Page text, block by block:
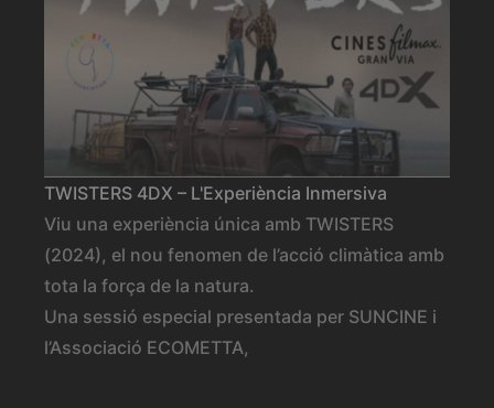
TWISTERS 4DX – L'Experiència Inmersiva
Viu una experiència única amb TWISTERS
(2024), el nou fenomen de l’acció climàtica amb
tota la força de la natura.
Una sessió especial presentada per SUNCINE i
l’Associació ECOMETTA,